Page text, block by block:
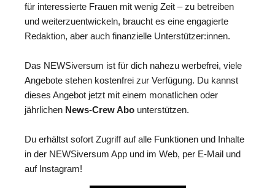
für interessierte Frauen mit wenig Zeit – zu betreiben
und weiterzuentwickeln, braucht es eine engagierte
Redaktion, aber auch finanzielle Unterstützer:innen.
Das NEWSiversum ist für dich nahezu werbefrei, viele
Angebote stehen kostenfrei zur Verfügung. Du kannst
dieses Angebot jetzt mit einem monatlichen oder
jährlichen News-Crew Abo unterstützen.
Du erhältst sofort Zugriff auf alle Funktionen und Inhalte
in der NEWSiversum App und im Web, per E-Mail und
auf Instagram!